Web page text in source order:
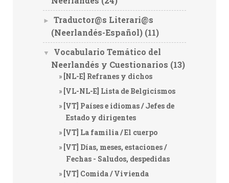
►
Traductor@s Literari@s
(Neerlandés-Español) (11)
▼
Vocabulario Temático del
Neerlandés y Cuestionarios (13)
[NL-E] Refranes y dichos
[VL-NL-E] Lista de Belgicismos
[VT] Países e idiomas / Jefes de
Estado y dirigentes
[VT] La familia / El cuerpo
[VT] Días, meses, estaciones /
Fechas - Saludos, despedidas
[VT] Comida / Vivienda